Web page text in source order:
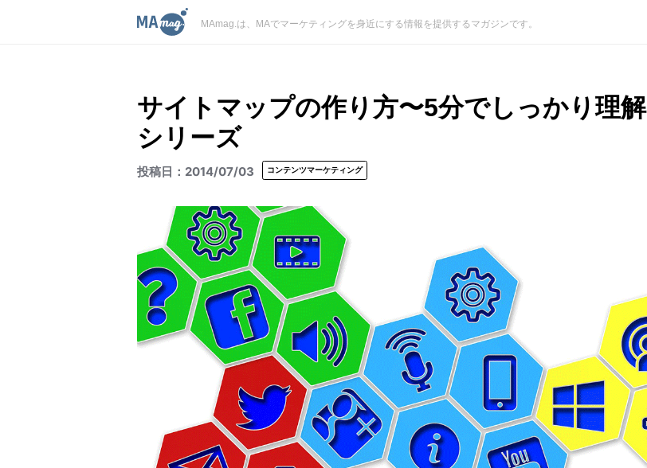
MAmag.は、MAでマーケティングを身近にする情報を提供するマガジンです。
サイトマップの作り方〜5分でしっかり理解
シリーズ
2014/07/03 コンテンツマーケティング